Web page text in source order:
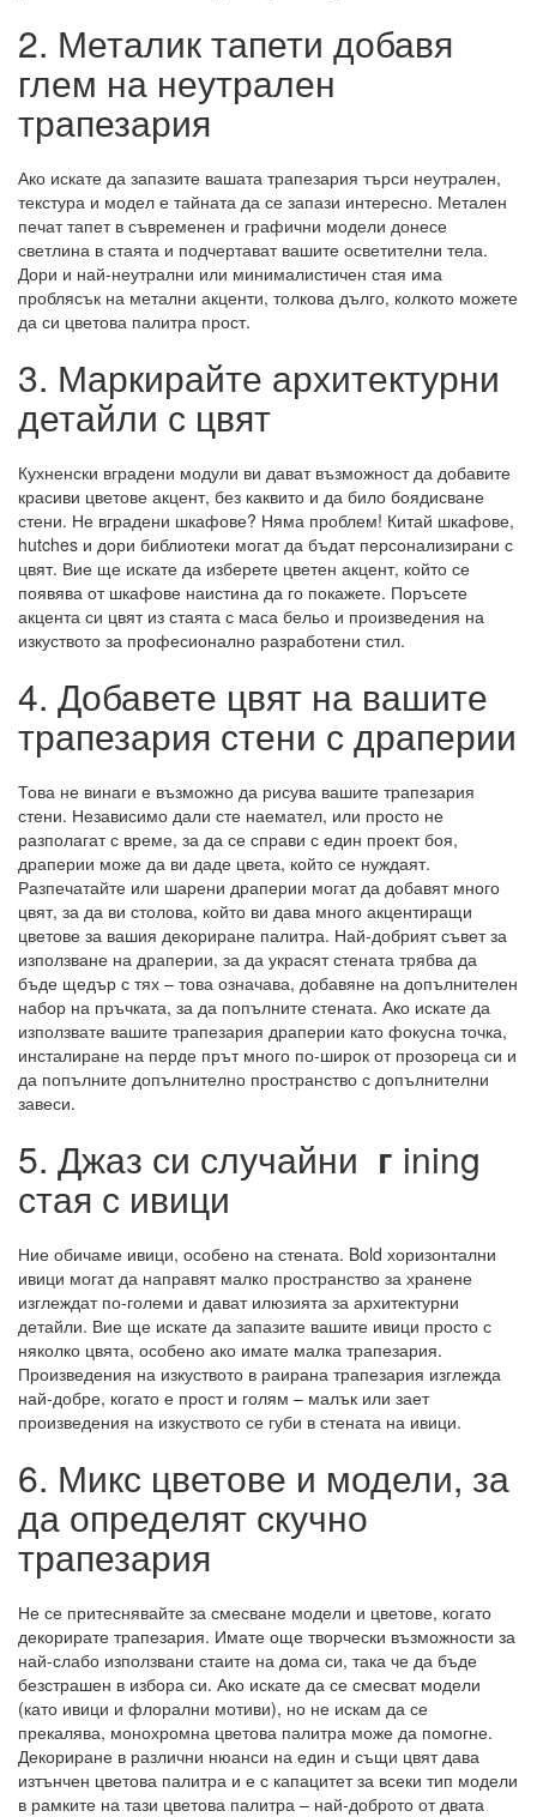
2. Металик тапети добавя
глем на неутрален
трапезария
Ако искате да запазите вашата трапезария търси неутрален,
текстура и модел е тайната да се запази интересно. Метален
печат тапет в съвременен и графични модели донесе
светлина в стаята и подчертават вашите осветителни тела.
Дори и най-неутрални или минималистичен стая има
проблясък на метални акценти, толкова дълго, колкото можете
да си цветова палитра прост.
3. Маркирайте архитектурни
детайли с цвят
Кухненски вградени модули ви дават възможност да добавите
красиви цветове акцент, без каквито и да било боядисване
стени. Не вградени шкафове? Няма проблем! Китай шкафове,
hutches и дори библиотеки могат да бъдат персонализирани с
цвят. Вие ще искате да изберете цветен акцент, който се
появява от шкафове наистина да го покажете. Поръсете
акцента си цвят из стаята с маса бельо и произведения на
изкуството за професионално разработени стил.
4. Добавете цвят на вашите
трапезария стени с драперии
Това не винаги е възможно да рисува вашите трапезария
стени. Независимо дали сте наемател, или просто не
разполагат с време, за да се справи с един проект боя,
драперии може да ви даде цвета, който се нуждаят.
Разпечатайте или шарени драперии могат да добавят много
цвят, за да ви столова, който ви дава много акцентиращи
цветове за вашия декориране палитра. Най-добрият съвет за
използване на драперии, за да украсят стената трябва да
бъде щедър с тях – това означава, добавяне на допълнителен
набор на пръчката, за да попълните стената. Ако искате да
използвате вашите трапезария драперии като фокусна точка,
инсталиране на перде прът много по-широк от прозореца си и
да попълните допълнително пространство с допълнителни
завеси.
5. Джаз си случайни г ining
стая с ивици
Ние обичаме ивици, особено на стената. Bold хоризонтални
ивици могат да направят малко пространство за хранене
изглеждат по-големи и дават илюзията за архитектурни
детайли. Вие ще искате да запазите вашите ивици просто с
няколко цвята, особено ако имате малка трапезария.
Произведения на изкуството в раирана трапезария изглежда
най-добре, когато е прост и голям – малък или зает
произведения на изкуството се губи в стената на ивици.
6. Микс цветове и модели, за
да определят скучно
трапезария
Не се притеснявайте за смесване модели и цветове, когато
декорирате трапезария. Имате още творчески възможности за
най-слабо използвани стаите на дома си, така че да бъде
безстрашен в избора си. Ако искате да се смесват модели
(като ивици и флорални мотиви), но не искам да се
прекалява, монохромна цветова палитра може да помогне.
Декориране в различни нюанси на един и същи цвят дава
изтънчен цветова палитра и е с капацитет за всеки тип модели
в рамките на тази цветова палитра – най-доброто от двата